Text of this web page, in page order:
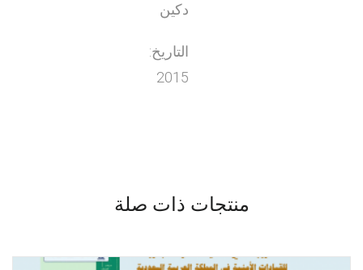
دكين
التاريخ:
2015
منتجات ذات صلة